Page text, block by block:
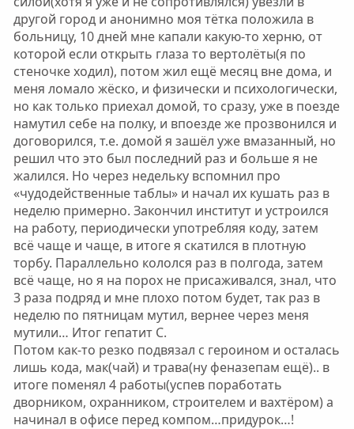
другой город и анонимно моя тётка положила в
больницу, 10 дней мне капали какую-то херню, от
которой если открыть глаза то вертолёты(я по
стеночке ходил), потом жил ещё месяц вне дома, и
меня ломало жёско, и физически и психологически,
но как только приехал домой, то сразу, уже в поезде
намутил себе на полку, и впоезде же прозвонился и
договорился, т.е. домой я зашёл уже вмазанный, но
решил что это был последний раз и больше я не
жалился. Но через недельку вспомнил про
«чудодейственные таблы» и начал их кушать раз в
неделю примерно. Закончил институт и устроился
на работу, периодически употребляя коду, затем
всё чаще и чаще, в итоге я скатился в плотную
торбу. Параллельно кололся раз в полгода, затем
всё чаще, но я на порох не присаживался, знал, что
3 раза подряд и мне плохо потом будет, так раз в
неделю по пятницам мутил, вернее через меня
мутили… Итог гепатит С.
Потом как-то резко подвязал с героином и осталась
лишь кода, мак(чай) и трава(ну феназепам ещё).. в
итоге поменял 4 работы(успев поработать
дворником, охранником, строителем и вахтёром) а
начинал в офисе перед компом…придурок…!